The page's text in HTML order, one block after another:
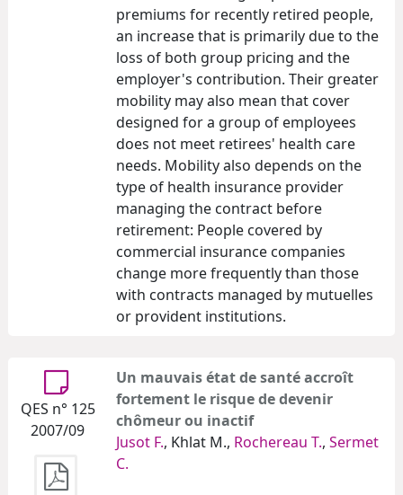
premiums for recently retired people,
an increase that is primarily due to the
loss of both group pricing and the
employer's contribution. Their greater
mobility may also mean that cover
designed for a group of employees
does not meet retirees' health care
needs. Mobility also depends on the
type of health insurance provider
managing the contract before
retirement: People covered by
commercial insurance companies
change more frequently than those
with contracts managed by mutuelles
or provident institutions.
QES n° 125
2007/09
Un mauvais état de santé accroît
fortement le risque de devenir
chômeur ou inactif
Jusot F., Khlat M., Rochereau T., Sermet
C.